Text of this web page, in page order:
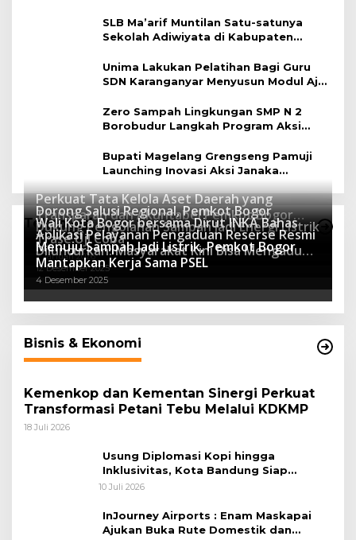
SLB Ma’arif Muntilan Satu-satunya
Sekolah Adiwiyata di Kabupaten
Unima Lakukan Pelatihan Bagi Guru
SDN Karanganyar Menyusun Modul Ajar
Zero Sampah Lingkungan SMP N 2
Borobudur Langkah Program Aksi
Bupati Magelang Grengseng Pamuji
Launching Inovasi Aksi Janaka
Program Sekolah Adiwiyata
Teknologi
Perkuat Tata Kelola Aset Daerah yang
Transparan dan Akuntabel Pemkot Bogor
Luncurkan SIMASDA
8 Juli 2026
Dorong Salusi Regional, Pemkot Bogor
Dukung Pengolahan Sampah Jadi Energi Listrik
8 April 2026
Wali Kota Bogor bersama Dirut INKA Bahas
Trase Uji Coba
7 Januari 2026
Aplikasi Pelayanan Pengaduan Reserse Resmi
Diluncurkan: Masyarakat Kini Bisa Mengadu
Lebih Cepat, Mudah, dan Terintegrasi
12 Desember 2025
Menuju Sampah Jadi Listrik, Pemkot Bogor
Mantapkan Kerja Sama PSEL
4 Desember 2025
Bisnis & Ekonomi
Kemenkop dan Kementan Sinergi Perkuat
Transformasi Petani Tebu Melalui KDKMP
18 Juli 2026
Usung Diplomasi Kopi hingga
Inklusivitas, Kota Bandung Siap
Sambut 25 Duta Besar di Festival Asia
10 Juli 2026
InJourney Airports : Enam Maskapai
Ajukan Buka Rute Domestik dan